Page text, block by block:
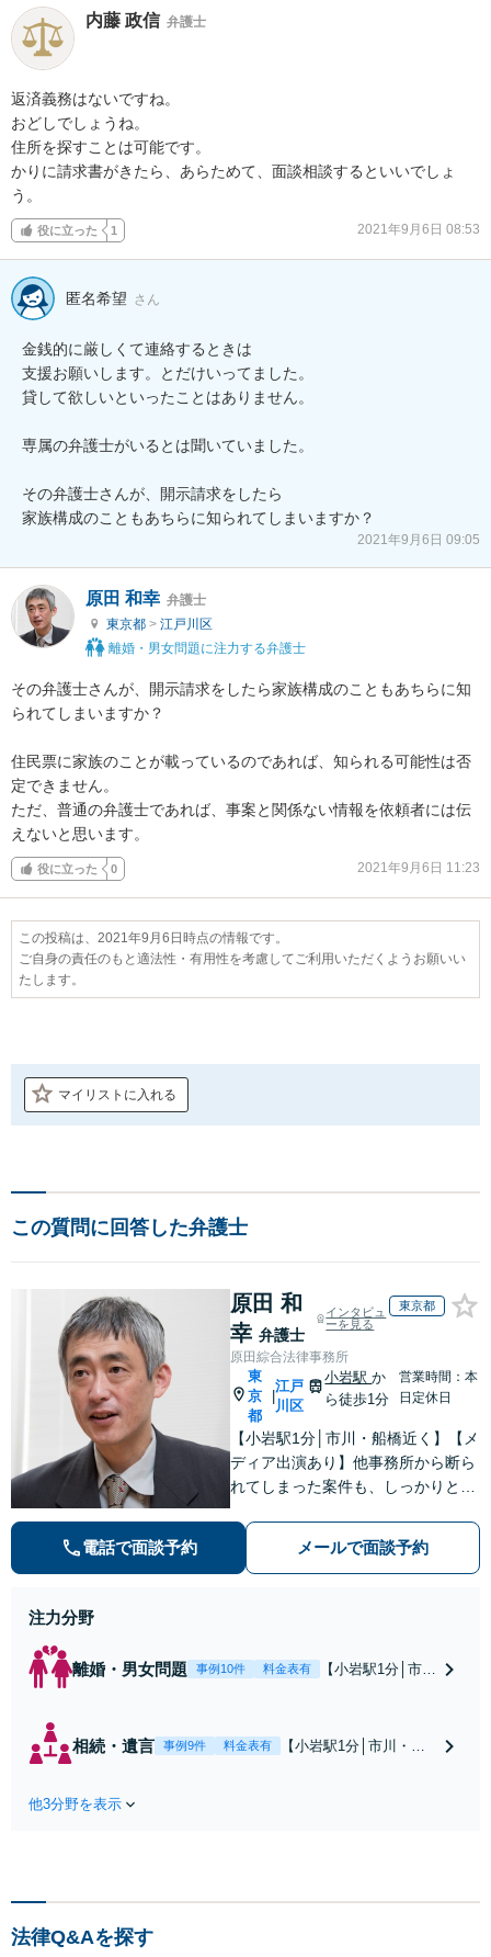
内藤 政信 弁護士
返済義務はないですね。
おどしでしょうね。
住所を探すことは可能です。
かりに請求書がきたら、あらためて、面談相談するといいでしょ
う。
役に立った 1 2021年9月6日 08:53
匿名希望 さん
金銭的に厳しくて連絡するときは
支援お願いします。とだけいってました。
貸して欲しいといったことはありません。
専属の弁護士がいるとは聞いていました。
その弁護士さんが、開示請求をしたら
2021年9月6日 09:05
原田 和幸 弁護士
東京都 > 江戸川区
離婚・男女問題に注力する弁護士
その弁護士さんが、開示請求をしたら家族構成のこともあちらに知
られてしまいますか？
住民票に家族のことが載っているのであれば、知られる可能性は否
定できません。
ただ、普通の弁護士であれば、事案と関係ない情報を依頼者には伝
えないと思います。
役に立った 0 2021年9月6日 11:23
この投稿は、2021年9月6日時点の情報です。
ご自身の責任のもと適法性・有用性を考慮してご利用いただくようお願いい
たします。
マイリストに入れる
この質問に回答した弁護士
原田 和
幸 弁護士
インタビュ
ーを見る
東京都
原田綜合法律事務所
東
京
都
|
江戸
川区
小岩駅か
ら徒歩1分
営業時間：本
日定休日
【小岩駅1分│市川・船橋近く】【メ
ディア出演あり】他事務所から断ら
れてしまった案件も、しっかりと面
【解決実績約1000件】豊富な離婚調
停・裁判実績あり【不動産業界出
電話で面談予約 メールで面談予約
注力分野
離婚・男女問題 事例10件 料金表有
【小岩駅1分│市
回避、裁判提起前
の和解、子の認知
相続・遺言 事例9件 料金表有
【小岩駅1分│市川・船
しい地域の皆さまも、
他3分野を表示
法律Q&Aを探す